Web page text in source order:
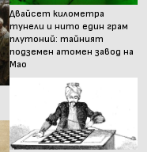
Двайсет километра
тунели и нито един грам
плутоний: тайният
подземен атомен завод на
Мао